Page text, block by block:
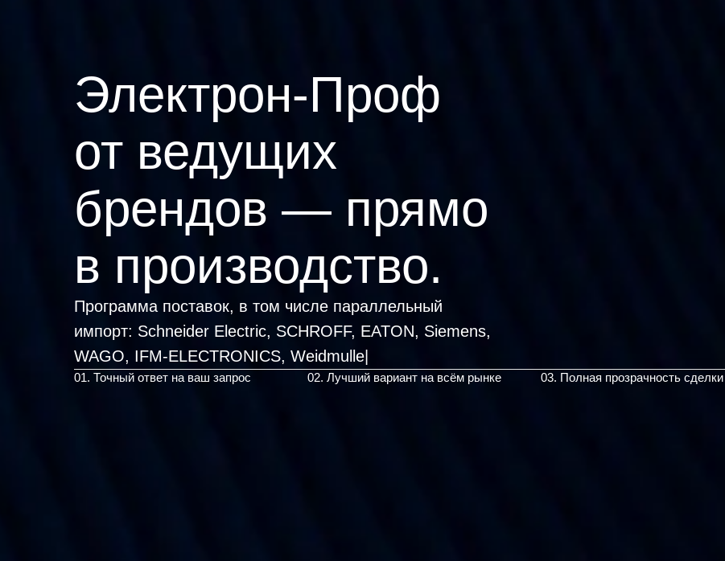
Электрон-Проф
от ведущих
брендов — прямо
в производство.
Программа поставок, в том числе параллельный
импорт: Schneider Electric, SCHROFF, EATON, Siemens,
WAGO|
01. Точный ответ на ваш запрос 02. Лучший вариант на всём рынке 03. Полная прозрачность сделки